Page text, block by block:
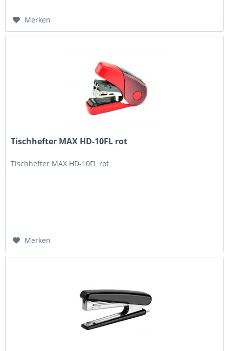
Merken
Tischhefter MAX HD-10FL rot
Tischhefter MAX HD-10FL rot
Merken